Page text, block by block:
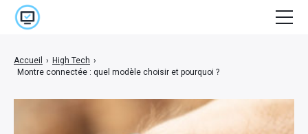
Accueil › High Tech ›
Montre connectée : quel modèle choisir et pourquoi ?
Cinéma